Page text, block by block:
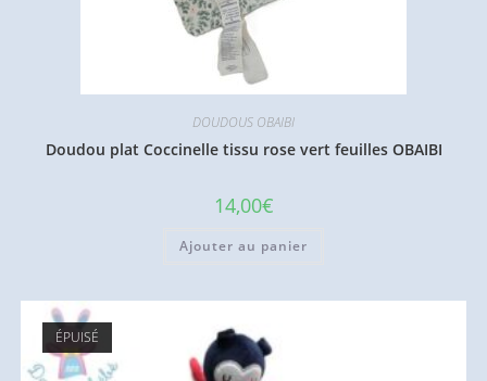
DOUDOUS OBAIBI
Doudou plat Coccinelle tissu rose vert feuilles OBAIBI
14,00€
Ajouter au panier
ÉPUISÉ